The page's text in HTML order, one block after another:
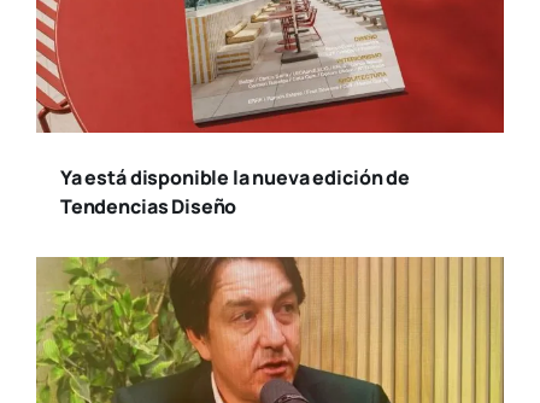
Ya está disponible la nueva edición de
Tendencias Diseño